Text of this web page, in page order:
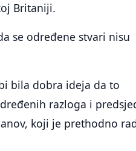
Britaniji.
se određene stvari nisu
bila dobra ideja da to
razloga i
koji je prethodno